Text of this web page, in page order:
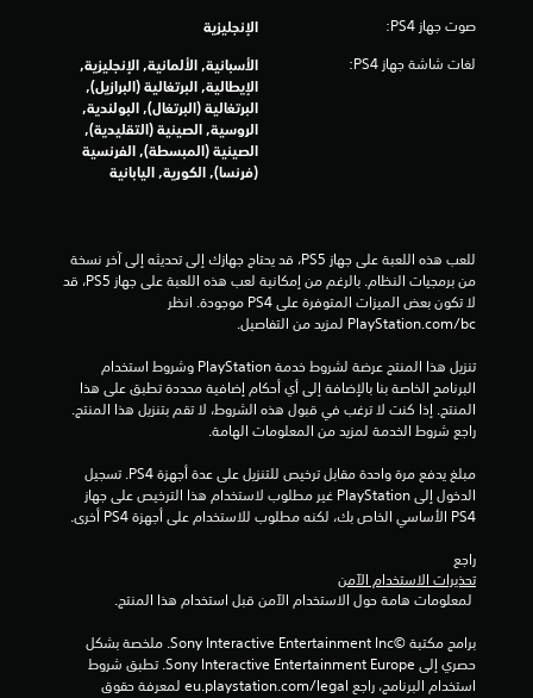
م
ن
ت
ي
ا
ت
صوت جهاز PS4: الإنجليزية
لغات شاشة جهاز PS4:
الأسبانية, الألمانية, الإنجليزية,
الإيطالية, البرتغالية (البرازيل),
البرتغالية (البرتغال), البولندية,
الروسية, الصينية (التقليدية),
الصينية (المبسطة), الفرنسية
(فرنسا), الكورية, اليابانية
‎PlayStation.com/bc لمزيد من التفاصيل.
راجع شروط الخدمة لمزيد من المعلومات الهامة.
PS4 الأساسي الخاص بك، لكنه مطلوب للاستخدام على أجهزة PS4 أخرى.
راجع
تحذيرات الاستخدام الآمن